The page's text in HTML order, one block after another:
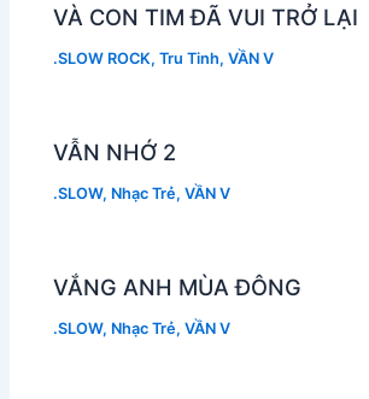
VÀ CON TIM ĐÃ VUI TRỞ LẠI
.SLOW ROCK,Tru Tinh,VẦN V
VẪN NHỚ 2
.SLOW, Nhạc Trẻ,VẦN V
VẮNG ANH MÙA ĐÔNG
.SLOW, Nhạc Trẻ,VẦN V